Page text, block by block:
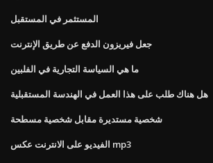
المستثمر في المستقبل
جعل فيريزون الدفع عن طريق الإنترنت
ما هي السياسة التجارية في الفلبين
هل هناك طلب على هذا العمل في الهندسة المستقبلية
شخصية مستديرة مقابل شخصية مسطحة
الفيديو على الانترنت عكس mp3